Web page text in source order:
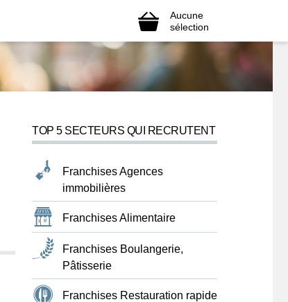
Aucune
sélection
TOP 5 SECTEURS QUI RECRUTENT
Franchises Agences
immobilières
Franchises Alimentaire
Franchises Boulangerie,
Pâtisserie
Franchises Restauration rapide